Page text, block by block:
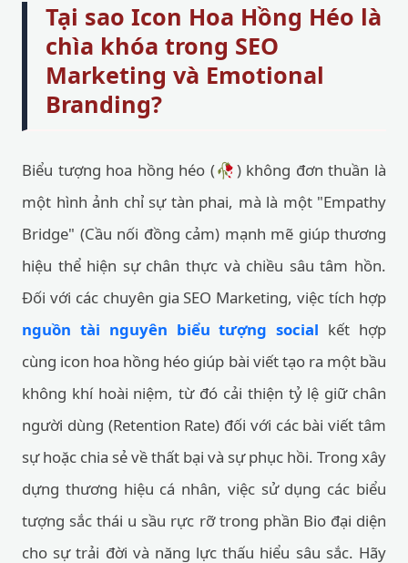
Tại sao Icon Hoa Hồng Héo là
chìa khóa trong SEO
Marketing và Emotional
Branding?
Biểu tượng hoa hồng héo (🥀) không đơn thuần là
một hình ảnh chỉ sự tàn phai, mà là một "Empathy
Bridge" (Cầu nối đồng cảm) mạnh mẽ giúp thương
hiệu thể hiện sự chân thực và chiều sâu tâm hồn.
Đối với các chuyên gia SEO Marketing, việc tích hợp
nguồn tài nguyên biểu tượng social kết hợp
cùng icon hoa hồng héo giúp bài viết tạo ra một bầu
không khí hoài niệm, từ đó cải thiện tỷ lệ giữ chân
người dùng (Retention Rate) đối với các bài viết tâm
sự hoặc chia sẻ về thất bại và sự phục hồi. Trong xây
dựng thương hiệu cá nhân, việc sử dụng các biểu
tượng sắc thái u sầu rực rỡ trong phần Bio đại diện
cho sự trải đời và năng lực thấu hiểu sâu sắc. Hãy